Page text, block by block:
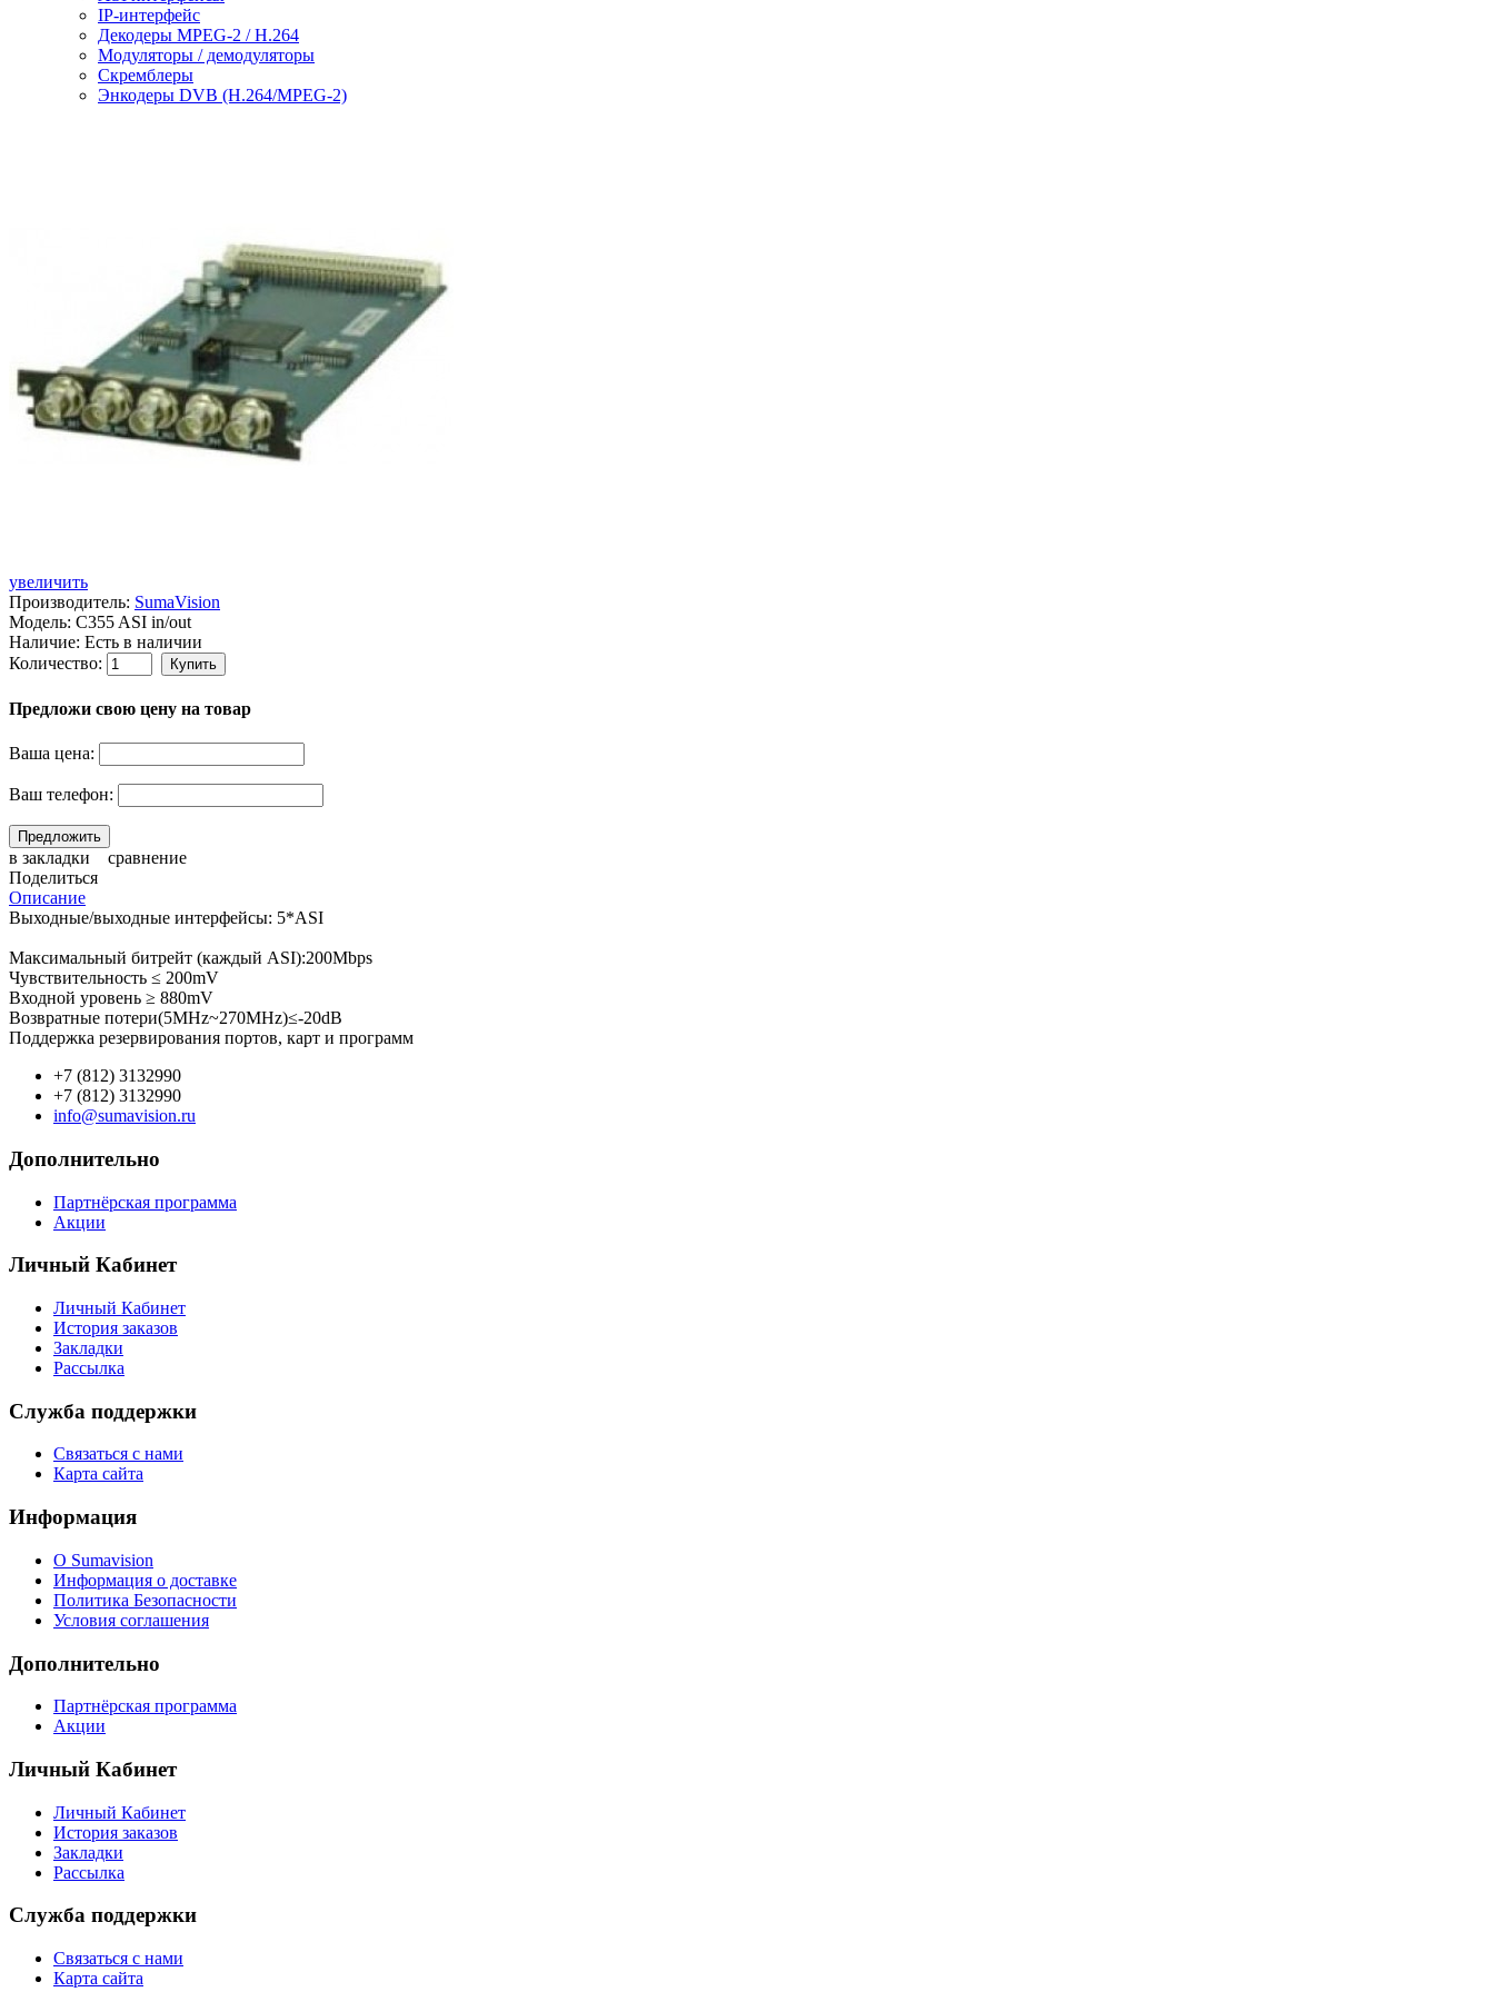
IP-интерфейс
Декодеры MPEG-2 / H.264
Модуляторы / демодуляторы
Скремблеры
Энкодеры DVB (H.264/MPEG-2)
увеличить
Производитель: SumaVision
Модель: C355 ASI in/out
Наличие: Есть в наличии
Количество:
Предложи свою цену на товар
Ваша цена:
Ваш телефон:
в закладки
сравнение
Поделиться
Описание
Выходные/выходные интерфейсы: 5*ASI
Максимальный битрейт (каждый ASI):200Mbps
Чувствительность ≤ 200mV
Входной уровень ≥ 880mV
Возвратные потери(5MHz~270MHz)≤-20dB
Поддержка резервирования портов, карт и программ
+7 (812) 3132990
+7 (812) 3132990
info@sumavision.ru
Дополнительно
Партнёрская программа
Акции
Личный Кабинет
Личный Кабинет
История заказов
Закладки
Рассылка
Служба поддержки
Связаться с нами
Карта сайта
Информация
О Sumavision
Информация о доставке
Политика Безопасности
Условия соглашения
Дополнительно
Партнёрская программа
Акции
Личный Кабинет
Личный Кабинет
История заказов
Закладки
Рассылка
Служба поддержки
Связаться с нами
Карта сайта